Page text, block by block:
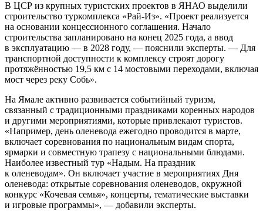
В ЦСР из крупных туристских проектов в ЯНАО выделили
строительство туркомплекса «Рай-Из». «Проект реализуется
на основании концессионного соглашения. Начало
строительства запланировано на конец 2025 года, а ввод
в эксплуатацию — в 2028 году, — пояснили эксперты. — Для
транспортной доступности к комплексу строят дорогу
протяжённостью 19,5 км с 14 мостовыми переходами, включая
мост через реку Собь».
На Ямале активно развивается событийный туризм,
связанный с традиционными праздниками коренных народов
и другими мероприятиями, которые привлекают туристов.
«Например, день оленевода ежегодно проводится в марте,
включает соревнования по национальным видам спорта,
ярмарки и совместную трапезу с национальными блюдами.
Наиболее известный тур «Надым. На праздник
к оленеводам». Он включает участие в мероприятиях Дня
оленевода: открытые соревнования оленеводов, окружной
конкурс «Кочевая семья», концерты, тематические выставки
и игровые программы», — добавили эксперты.